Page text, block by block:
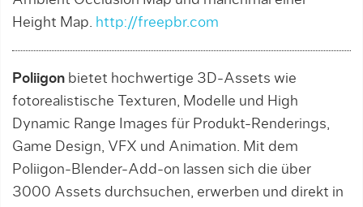
Height Map. http://freepbr.com
Poliigon bietet hochwertige 3D-Assets wie
fotorealistische Texturen, Modelle und High
Dynamic Range Images für Produkt-Renderings,
Game Design, VFX und Animation. Mit dem
Poliigon-Blender-Add-on lassen sich die über
3000 Assets durchsuchen, erwerben und direkt in